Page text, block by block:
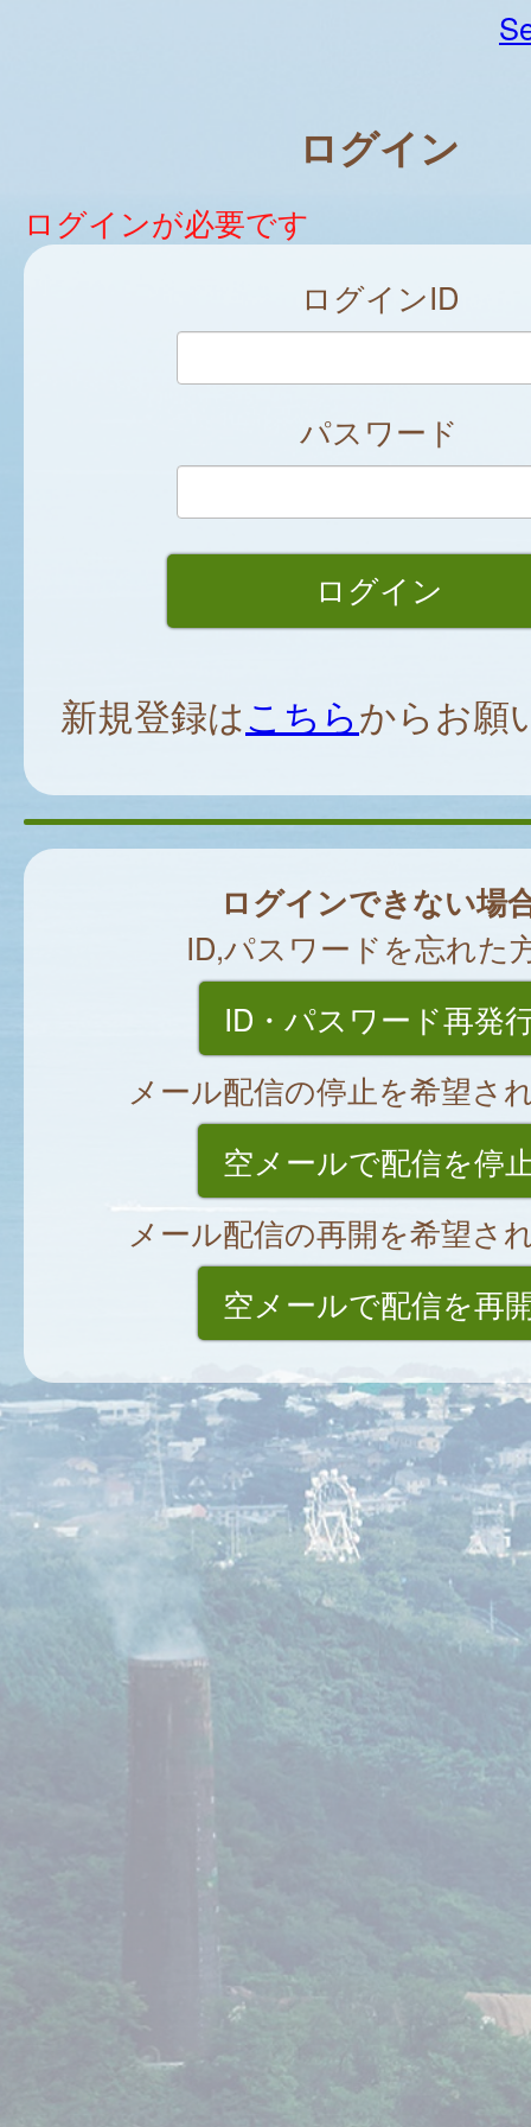
ログイン
ログインが必要です
ログインID
パスワード
新規登録はこちらからお願
ログインできない場
ID,パスワードを忘れた
ID・パスワード再発
メール配信の停止を希望さ
空メールで配信を停
メール配信の再開を希望さ
空メールで配信を再